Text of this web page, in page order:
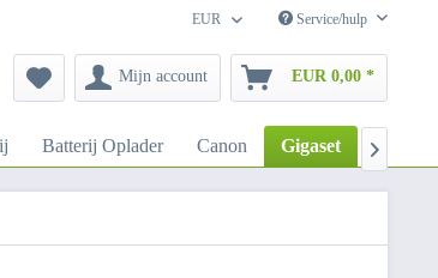
EUR Service/hulp
Mijn account EUR 0,00 *
Batterij Oplader Canon Gigaset HTC
